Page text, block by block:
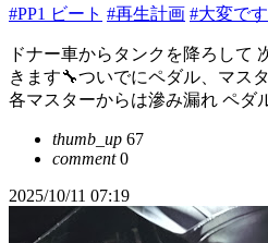
#PP1 ビート #再生計画 #大変で
ドナー車からタンクを降ろして
きます🔧ついでにペダル、マス
各マスターからは滲み漏れ ペダ
thumb_up 67
comment0
2025/10/11 07:19